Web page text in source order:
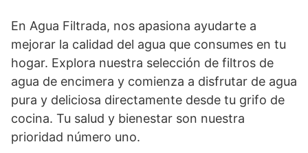
En Agua Filtrada, nos apasiona ayudarte a
mejorar la calidad del agua que consumes en tu
hogar. Explora nuestra selección de filtros de
agua de encimera y comienza a disfrutar de agua
pura y deliciosa directamente desde tu grifo de
cocina. Tu salud y bienestar son nuestra
prioridad número uno.